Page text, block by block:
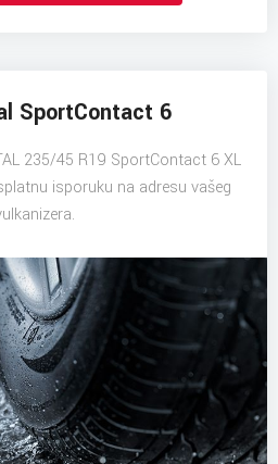
SportContact 6
235/45 R19 SportContact 6 XL
isporuku na adresu vašeg